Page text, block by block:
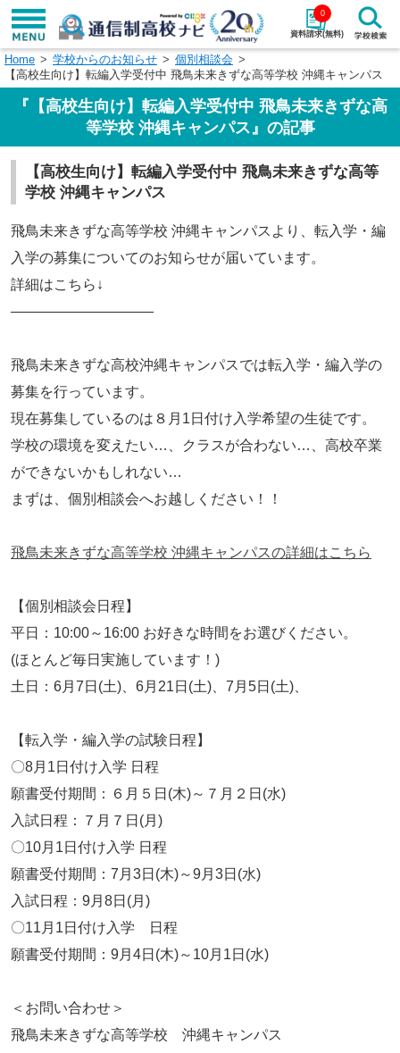
資料請求(無料)
0
学校名で探す
検索
エリアを選択して探す
関東 北海道・東北
東海
四国 九州・沖縄
閉じる
Home 学校からのお知らせ
個別相談会
【高校生向け】転編入学受付中 飛鳥未来きずな高等学校 沖縄キャンパス
『【高校生向け】転編入学受付中 飛鳥未来きずな高
等学校 沖縄キャンパス』の記事
【高校生向け】転編入学受付中 飛鳥未来きずな高等
学校 沖縄キャンパス
飛鳥未来きずな高等学校 沖縄キャンパスより、転入学・編
入学の募集についてのお知らせが届いています。
詳細はこちら↓
——————————
飛鳥未来きずな高校沖縄キャンパスでは転入学・編入学の
募集を行っています。
現在募集しているのは８月1日付け入学希望の生徒です。
学校の環境を変えたい…、クラスが合わない…、高校卒業
ができないかもしれない…
まずは、個別相談会へお越しください！！
飛鳥未来きずな高等学校 沖縄キャンパスの詳細はこちら
【個別相談会日程】
平日：10:00～16:00 お好きな時間をお選びください。
(ほとんど毎日実施しています！)
土日：6月7日(土)、6月21日(土)、7月5日(土)、
【転入学・編入学の試験日程】
〇8月1日付け入学 日程
願書受付期間：６月５日(木)～７月２日(水)
入試日程：７月７日(月)
〇10月1日付け入学 日程
願書受付期間：7月3日(木)～9月3日(水)
入試日程：9月8日(月)
〇11月1日付け入学 日程
願書受付期間：9月4日(木)～10月1日(水)
＜お問い合わせ＞
飛鳥未来きずな高等学校 沖縄キャンパス